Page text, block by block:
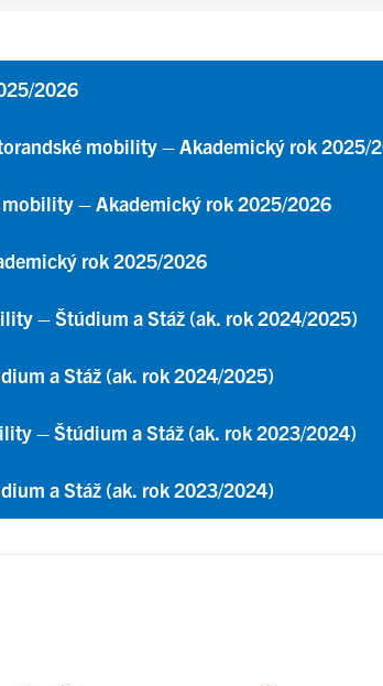
2026
mobility – Akademický rok 2025/
– Akademický rok 2025/2026
rok 2025/2026
– Štúdium a Stáž (ak. rok 2024/2025)
a Stáž (ak. rok 2024/2025)
– Štúdium a Stáž (ak. rok 2023/2024)
a Stáž (ak. rok 2023/2024)